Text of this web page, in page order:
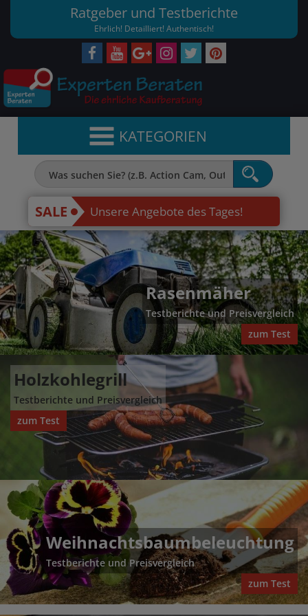
Ratgeber und Testberichte
Ehrlich! Detailliert! Authentisch!
KATEGORIEN
SALE Unsere Angebote des Tages!
Rasenmäher
Testberichte und Preisvergleich
zum Test
Holzkohlegrill
Testberichte und Preisvergleich
zum Test
Weihnachtsbaumbeleuchtung
Testberichte und Preisvergleich
zum Test